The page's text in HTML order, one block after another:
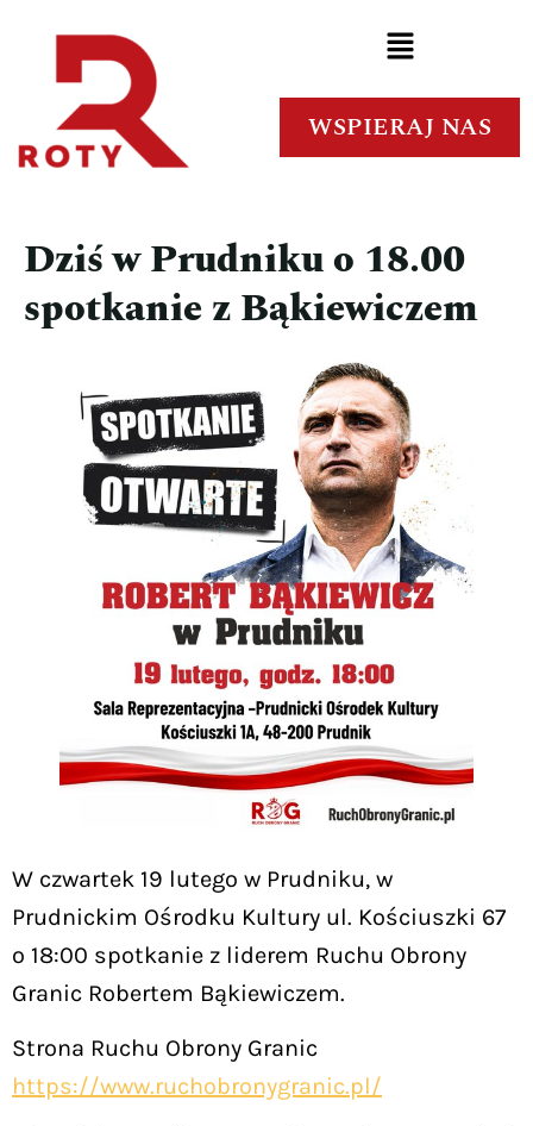
WSPIERAJ NAS
Dziś w Prudniku o 18.00
spotkanie z Bąkiewiczem
W czwartek 19 lutego w Prudniku, w
Prudnickim Ośrodku Kultury ul. Kościuszki 67
o 18:00 spotkanie z liderem Ruchu Obrony
Granic Robertem Bąkiewiczem.
Strona Ruchu Obrony Granic
https://www.ruchobronygranic.pl/